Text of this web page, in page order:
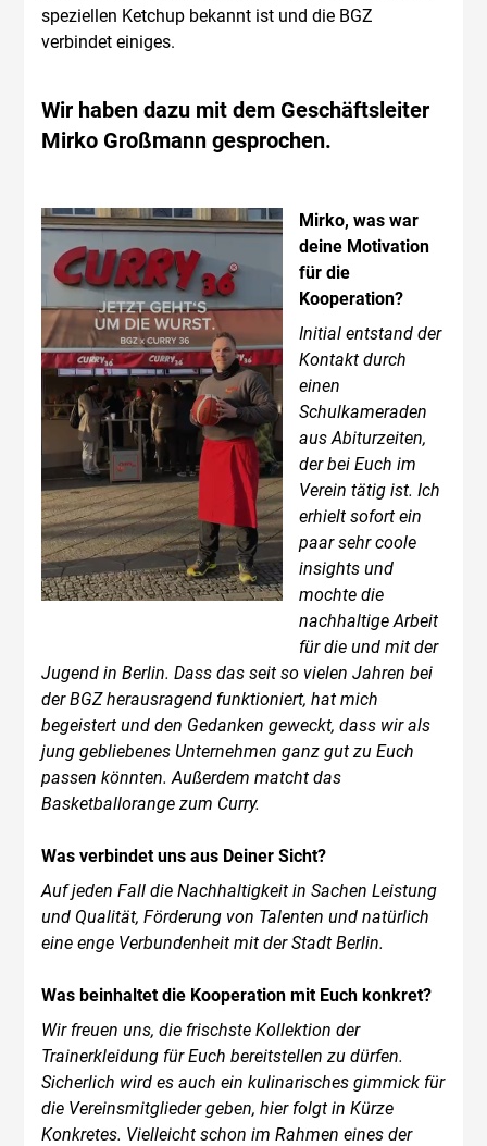
speziellen Ketchup bekannt ist und die BGZ
verbindet einiges.
Wir haben dazu mit dem Geschäftsleiter
Mirko Großmann gesprochen.
Mirko, was war
deine Motivation
für die
Kooperation?
Initial entstand der
Kontakt durch
einen
Schulkameraden
aus Abiturzeiten,
der bei Euch im
Verein tätig ist. Ich
erhielt sofort ein
paar sehr coole
insights und
mochte die
nachhaltige Arbeit
für die und mit der
Jugend in Berlin. Dass das seit so vielen Jahren bei
der BGZ herausragend funktioniert, hat mich
begeistert und den Gedanken geweckt, dass wir als
jung gebliebenes Unternehmen ganz gut zu Euch
passen könnten. Außerdem matcht das
Basketballorange zum Curry.
Was verbindet uns aus Deiner Sicht?
Auf jeden Fall die Nachhaltigkeit in Sachen Leistung
und Qualität, Förderung von Talenten und natürlich
eine enge Verbundenheit mit der Stadt Berlin.
Was beinhaltet die Kooperation mit Euch konkret?
Wir freuen uns, die frischste Kollektion der
Trainerkleidung für Euch bereitstellen zu dürfen.
Sicherlich wird es auch ein kulinarisches gimmick für
die Vereinsmitglieder geben, hier folgt in Kürze
Konkretes. Vielleicht schon im Rahmen eines der